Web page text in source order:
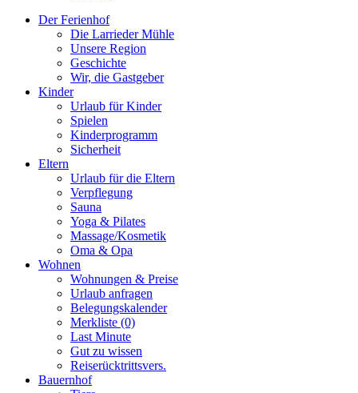
Der Ferienhof
Die Larrieder Mühle
Unsere Region
Geschichte
Wir, die Gastgeber
Kinder
Urlaub für Kinder
Spielen
Kinderprogramm
Sicherheit
Eltern
Urlaub für die Eltern
Verpflegung
Sauna
Yoga & Pilates
Massage/Kosmetik
Oma & Opa
Wohnen
Wohnungen & Preise
Urlaub anfragen
Belegungskalender
Merkliste (0)
Last Minute
Gut zu wissen
Reiserücktrittsvers.
Bauernhof